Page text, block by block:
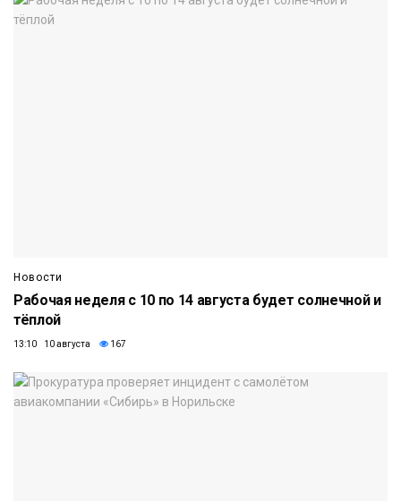
Новости
Рабочая неделя с 10 по 14 августа будет солнечной и
тёплой
13:10 10 августа 167